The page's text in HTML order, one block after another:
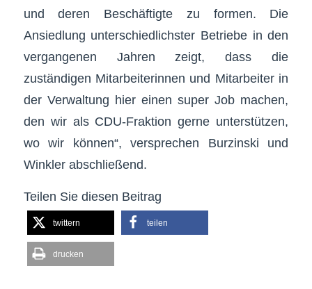
und deren Beschäftigte zu formen. Die
Ansiedlung unterschiedlichster Betriebe in den
vergangenen Jahren zeigt, dass die
zuständigen Mitarbeiterinnen und Mitarbeiter in
der Verwaltung hier einen super Job machen,
den wir als CDU-Fraktion gerne unterstützen,
wo wir können“, versprechen Burzinski und
Winkler abschließend.
Teilen Sie diesen Beitrag
twittern teilen
drucken